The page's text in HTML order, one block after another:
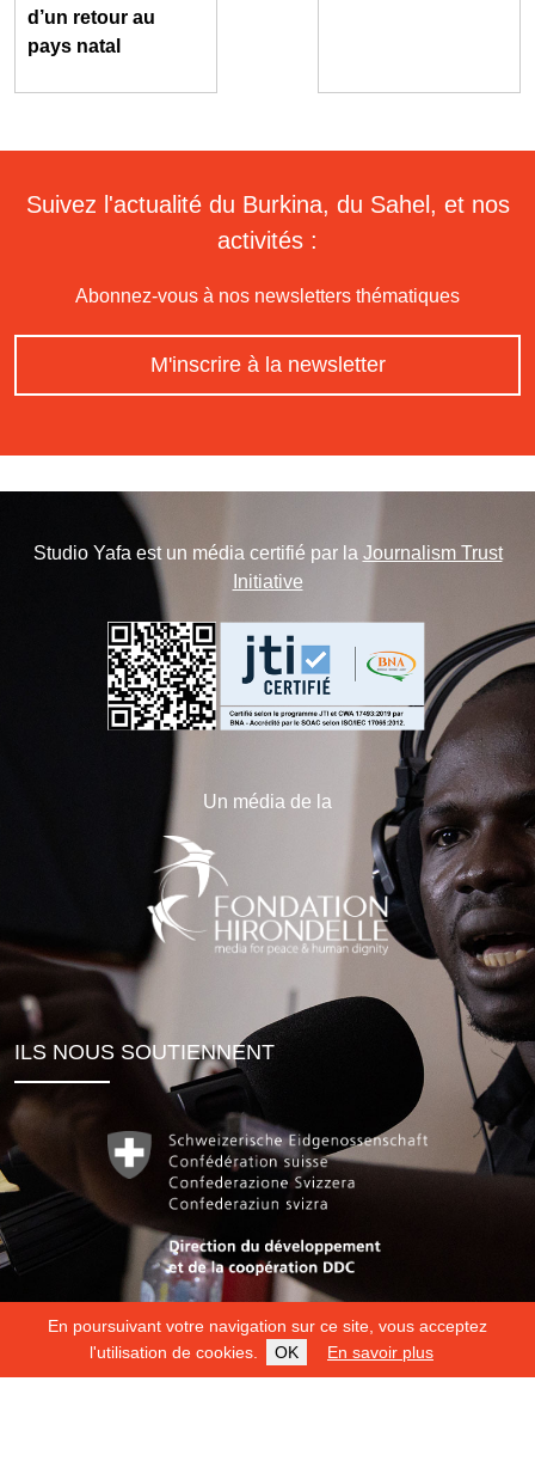
En poursuivant votre navigation sur ce site, vous acceptez
l'utilisation de cookies.
OK En savoir plus
d’un retour au
pays natal
Suivez l'actualité du Burkina, du Sahel, et nos
activités :
Abonnez-vous à nos newsletters thématiques
M'inscrire à la newsletter
Studio Yafa est un média certifié par la Journalism Trust
Initiative
Un média de la
ILS NOUS SOUTIENNENT